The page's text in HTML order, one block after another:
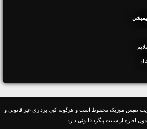
نفیس موزیک محفوظ است و هرگونه کپی برداری غیر قانونی و
اجازه از سایت پیگرد قانونی دارد